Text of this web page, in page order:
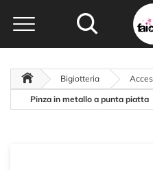
Bigiotteria
Pinza in metallo a punta piatta